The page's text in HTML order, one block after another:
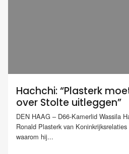
Hachchi: “Plasterk
over Stolte uitleggen”
DEN HAAG – D66-Kamerlid Wassila
Ronald Plasterk van Koninkrijksrelaties
waarom hij...